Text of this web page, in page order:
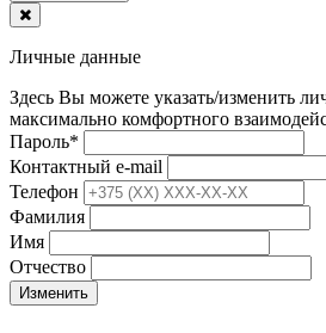
Личные данные
Здесь Вы можете указать/изменить
максимально комфортного
Пароль*
Контактный e-mail
Телефон
Фамилия
Имя
Отчество
Изменить